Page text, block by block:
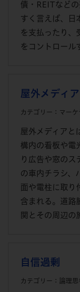
債・REITなど
すく言えば、日
を支払ったり、
をコントロール
屋外メディア
カテゴリー：マー
屋外メディアと
構内の看板や電
り広告や窓のス
の車内チラシ、
面や電柱に取り
含まれる。道路
関とその周辺の
自信過剰
カテゴリー：論理